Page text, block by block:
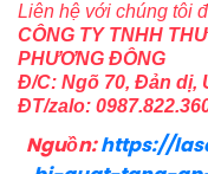
Liên hệ với chúng tôi
CÔNG TY TNHH
PHƯƠNG ĐÔNG
Đ/C: Ngõ 70, Đản dị,
ĐT/zalo:
Nguồn:https://